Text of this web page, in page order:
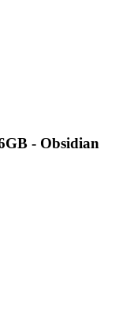
- Obsidian